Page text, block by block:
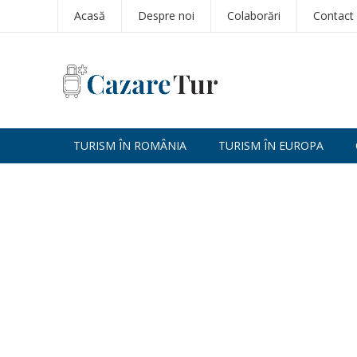
Acasă Despre noi Colaborări Contact
TURISM ÎN ROMÂNIA TURISM ÎN EUROPA